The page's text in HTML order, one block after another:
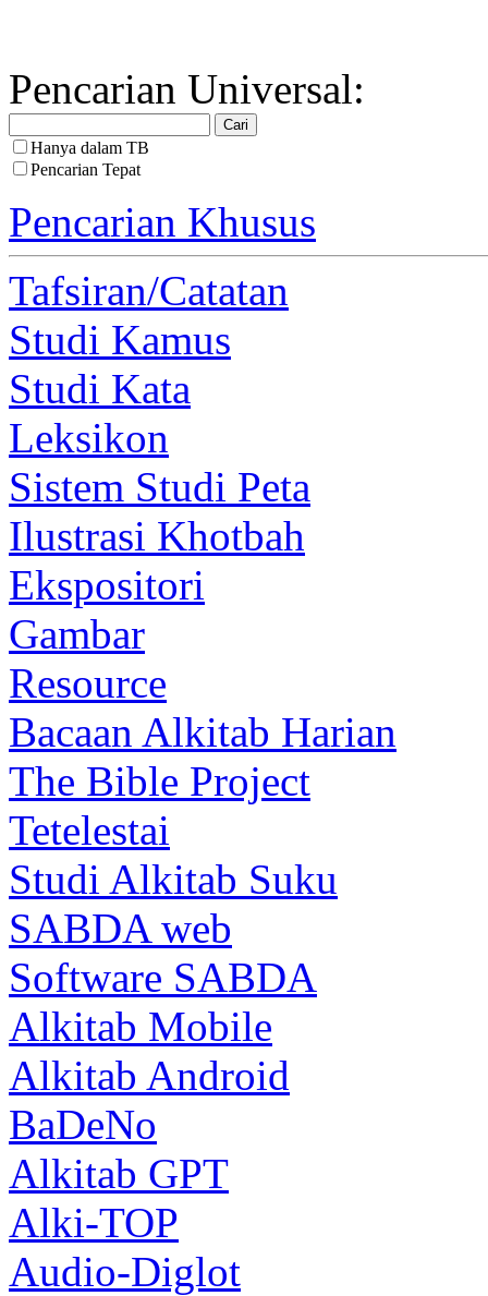
Pencarian Universal:
Hanya dalam TB
Pencarian Tepat
Pencarian Khusus
Tafsiran/Catatan
Studi Kamus
Studi Kata
Leksikon
Sistem Studi Peta
Ilustrasi Khotbah
Ekspositori
Gambar
Resource
Bacaan Alkitab Harian
The Bible Project
Tetelestai
Studi Alkitab Suku
SABDA web
Software SABDA
Alkitab Mobile
Alkitab Android
BaDeNo
Alkitab GPT
Alki-TOP
Audio-Diglot